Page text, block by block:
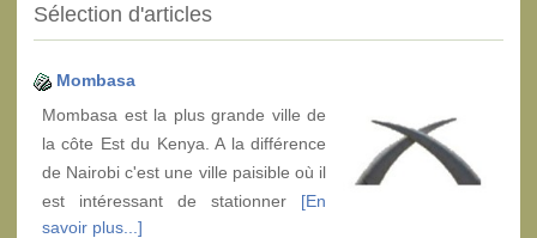
Sélection d'articles
Mombasa
Mombasa est la plus grande ville de
la côte Est du Kenya. A la différence
de Nairobi c'est une ville paisible où il
est intéressant de stationner [En
savoir plus...]